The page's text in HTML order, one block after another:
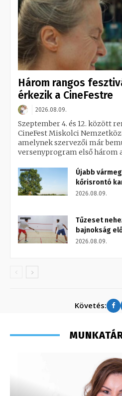
Három rangos
érkezik a CineFestre
2026.08.09.
Szeptember 4. és 12. között
CineFest Miskolci
amelynek szervezői már
versenyprogram első három
Újabb
kőrisrontó
2026.08.09.
Tűzeset
bajnokság
2026.08.09.
Követés: